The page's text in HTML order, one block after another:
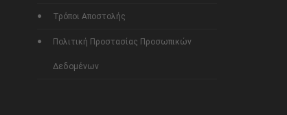
Τρόποι Αποστολής
Πολιτική Προστασίας Προσωπικών
Δεδομένων